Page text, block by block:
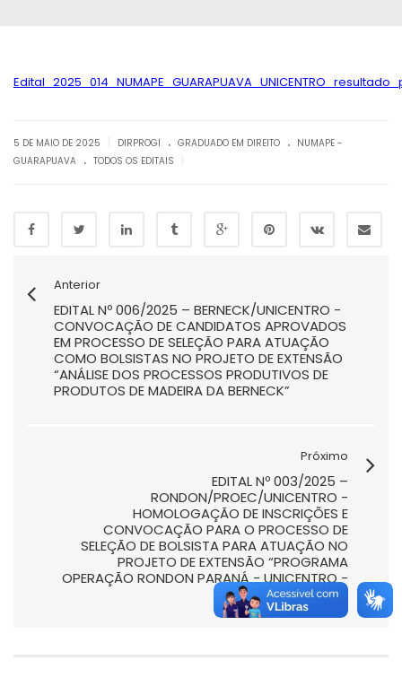
5 DE MAIO DE 2025 DIRPROGI . GRADUADO EM DIREITO . NUMAPE -
GUARAPUAVA . TODOS OS EDITAIS
Anterior
EDITAL Nº 006/2025 – BERNECK/UNICENTRO -
CONVOCAÇÃO DE CANDIDATOS APROVADOS
EM PROCESSO DE SELEÇÃO PARA ATUAÇÃO
COMO BOLSISTAS NO PROJETO DE EXTENSÃO
“ANÁLISE DOS PROCESSOS PRODUTIVOS DE
PRODUTOS DE MADEIRA DA BERNECK”
Próximo
EDITAL Nº 003/2025 –
RONDON/PROEC/UNICENTRO -
HOMOLOGAÇÃO DE INSCRIÇÕES E
CONVOCAÇÃO PARA O PROCESSO DE
SELEÇÃO DE BOLSISTA PARA ATUAÇÃO NO
PROJETO DE EXTENSÃO “PROGRAMA
OPERAÇÃO RONDON PARANÁ - UNICENTRO -
2025”